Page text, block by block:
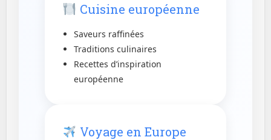
Cuisine européenne
Saveurs raffinées
Traditions culinaires
Recettes d’inspiration
européenne
Voyage en Europe